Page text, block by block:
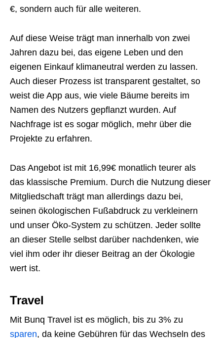
€, sondern auch für alle weiteren.
Auf diese Weise trägt man innerhalb von zwei
Jahren dazu bei, das eigene Leben und den
eigenen Einkauf klimaneutral werden zu lassen.
Auch dieser Prozess ist transparent gestaltet, so
weist die App aus, wie viele Bäume bereits im
Namen des Nutzers gepflanzt wurden. Auf
Nachfrage ist es sogar möglich, mehr über die
Projekte zu erfahren.
Das Angebot ist mit 16,99€ monatlich teurer als
das klassische Premium. Durch die Nutzung dieser
Mitgliedschaft trägt man allerdings dazu bei,
seinen ökologischen Fußabdruck zu verkleinern
und unser Öko-System zu schützen. Jeder sollte
an dieser Stelle selbst darüber nachdenken, wie
viel ihm oder ihr dieser Beitrag an der Ökologie
wert ist.
Travel
Mit Bunq Travel ist es möglich, bis zu 3% zu
sparen, da keine Gebühren für das Wechseln des